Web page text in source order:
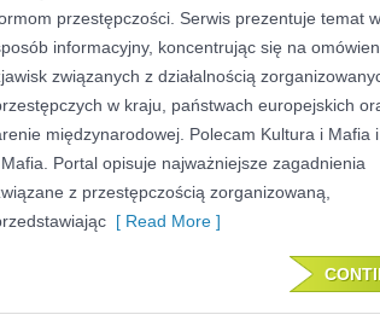
przestępczości. Serwis prezentuje temat w
informacyjny, koncentrując się na
związanych z działalnością
w kraju, państwach europejskich
międzynarodowej. Polecam Kultura i Mafia
Portal opisuje najważniejsze zagadnienia
z przestępczością zorganizowaną,
[ Read More ]